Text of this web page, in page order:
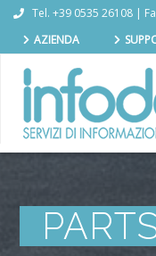
Tel. +39 0535 26108 |
AZIENDA